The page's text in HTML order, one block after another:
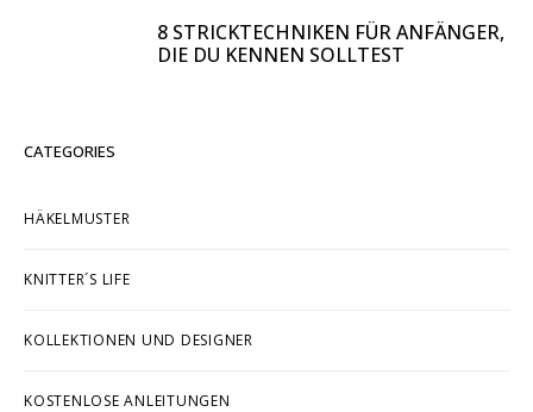
8 STRICKTECHNIKEN FÜR ANFÄNGER,
DIE DU KENNEN SOLLTEST
CATEGORIES
HÄKELMUSTER
KNITTER´S LIFE
KOLLEKTIONEN UND DESIGNER
KOSTENLOSE ANLEITUNGEN